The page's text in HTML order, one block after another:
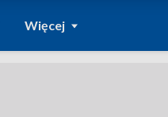
Więcej